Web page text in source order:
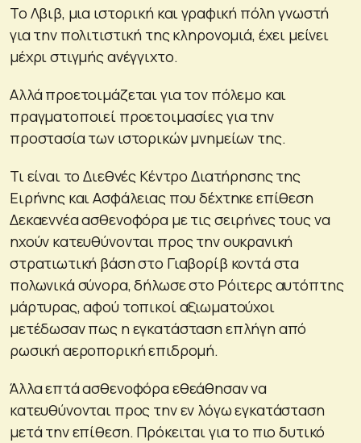
Το Λβιβ, μια ιστορική και γραφική πόλη γνωστή
για την πολιτιστική της κληρονομιά, έχει μείνει
μέχρι στιγμής ανέγγιχτο.
Αλλά προετοιμάζεται για τον πόλεμο και
πραγματοποιεί προετοιμασίες για την
προστασία των ιστορικών μνημείων της.
Τι είναι το Διεθνές Κέντρο Διατήρησης της
Ειρήνης και Ασφάλειας που δέχτηκε επίθεση
Δεκαεννέα ασθενοφόρα με τις σειρήνες τους να
ηχούν κατευθύνονται προς την ουκρανική
στρατιωτική βάση στο Γιαβορίβ κοντά στα
πολωνικά σύνορα, δήλωσε στο Ρόιτερς αυτόπτης
μάρτυρας, αφού τοπικοί αξιωματούχοι
μετέδωσαν πως η εγκατάσταση επλήγη από
ρωσική αεροπορική επιδρομή.
Άλλα επτά ασθενοφόρα εθεάθησαν να
κατευθύνονται προς την εν λόγω εγκατάσταση
μετά την επίθεση. Πρόκειται για το πιο δυτικό